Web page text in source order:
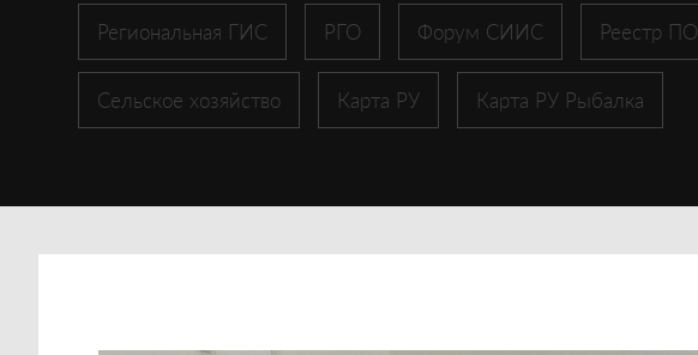
Региональная ГИС РГО Форум СИИС Реестр ПО
Сельское хозяйство Карта РУ Карта РУ Рыбалка